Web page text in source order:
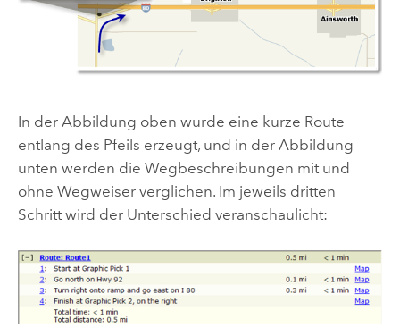
In der Abbildung oben wurde eine kurze Route
entlang des Pfeils erzeugt, und in der Abbildung
unten werden die Wegbeschreibungen mit und
ohne Wegweiser verglichen. Im jeweils dritten
Schritt wird der Unterschied veranschaulicht: